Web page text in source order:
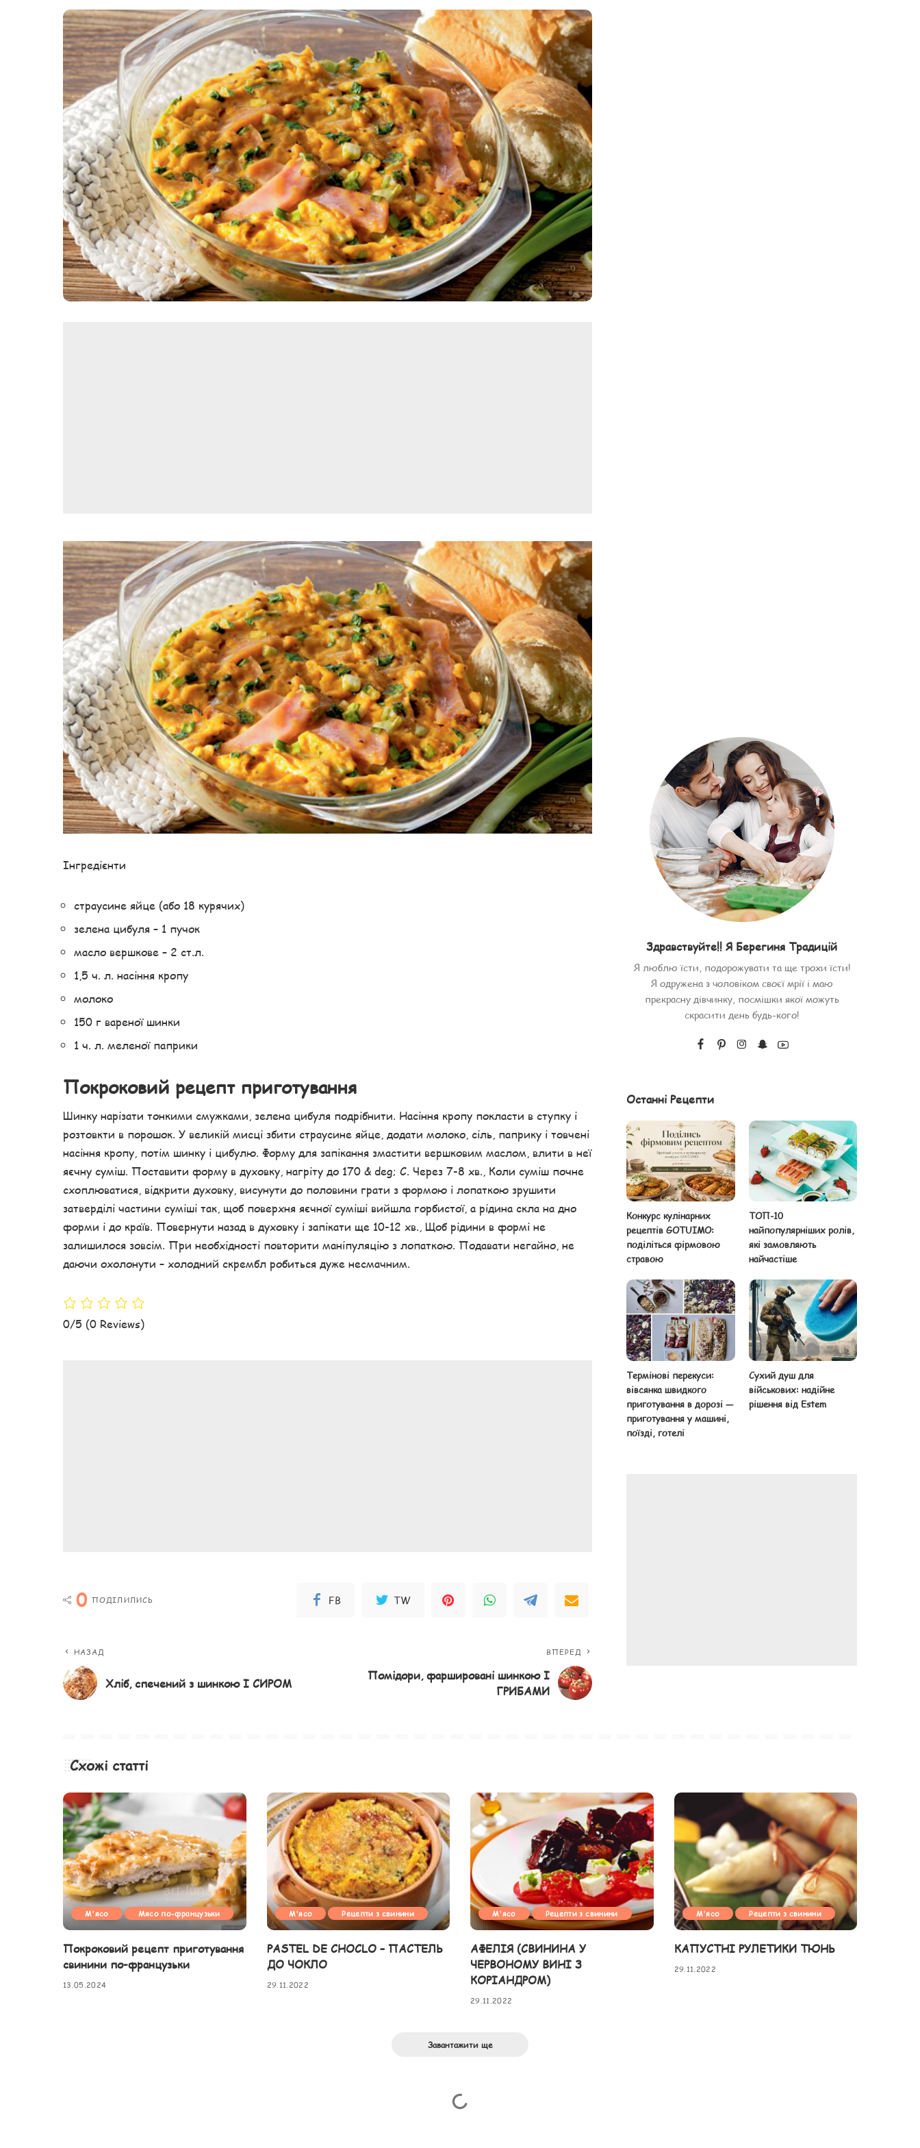
Мясо по-французьки
Шинка
Рецепти із фаршу
Інгредієнти
страусине яйце (або 18 курячих)
зелена цибуля – 1 пучок
масло вершкове – 2 ст.л.
1,5 ч. л. насіння кропу
молоко
150 г вареної шинки
1 ч. л. меленої паприки
Покроковий рецепт приготування
Шинку нарізати тонкими смужками, зелена цибуля подрібнити. Насіння кропу покласти в ступку і
розтовкти в порошок. У великій мисці збити страусине яйце, додати молоко, сіль, паприку і товчені
насіння кропу, потім шинку і цибулю. Форму для запікання змастити вершковим маслом, влити в неї
яєчну суміш. Поставити форму в духовку, нагріту до 170 & deg; С. Через 7-8 хв., Коли суміш почне
схоплюватися, відкрити духовку, висунути до половини грати з формою і лопаткою зрушити
затверділі частини суміші так, щоб поверхня яєчної суміші вийшла горбистої, а рідина скла на дно
форми і до країв. Повернути назад в духовку і запікати ще 10-12 хв., Щоб рідини в формі не
залишилося зовсім. При необхідності повторити маніпуляцію з лопаткою. Подавати негайно, не
даючи охолонути – холодний скрембл робиться дуже несмачним.
0/5 (0 Reviews)
0 ПОДІЛИЛИСЬ FB TW
НАЗАД
Хліб, спечений з шинкою І СИРОМ
ВПЕРЕД
Помідори, фаршировані шинкою І
ГРИБАМИ
Здравствуйте!! Я Берегиня Традицій
Я люблю їсти, подорожувати та ще трохи їсти!
Я одружена з чоловіком своєї мрії і маю
прекрасну дівчинку, посмішки якої можуть
скрасити день будь-кого!
Останні Рецепти
Конкурс кулінарних
рецептів GOTUIMO:
поділіться фірмовою
стравою
ТОП-10
найпопулярніших ролів,
які замовляють
найчастіше
Термінові перекуси:
вівсянка швидкого
приготування в дорозі —
приготування у машині,
поїзді, готелі
Сухий душ для
військових: надійне
рішення від Estem
Схожі статті
М'ясо Мясо по-французьки
Покроковий рецепт приготування
свинини по-французьки
13.05.2024
М'ясо Рецепти з свинини
PASTEL DE CHOCLO – ПАСТЕЛЬ
ДО ЧОКЛО
29.11.2022
М'ясо Рецепти з свинини
АФЕЛІЯ (СВИНИНА У
ЧЕРВОНОМУ ВИНІ З
КОРІАНДРОМ)
29.11.2022
М'ясо Рецепти з свинини
КАПУСТНІ РУЛЕТИКИ ТЮНЬ
29.11.2022
Завантажити ще